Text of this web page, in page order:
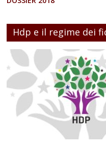
Hdp e il regime dei